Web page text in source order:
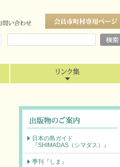
日本の島ガイド
『SHIMADAS（シマダス）』
季刊『しま』